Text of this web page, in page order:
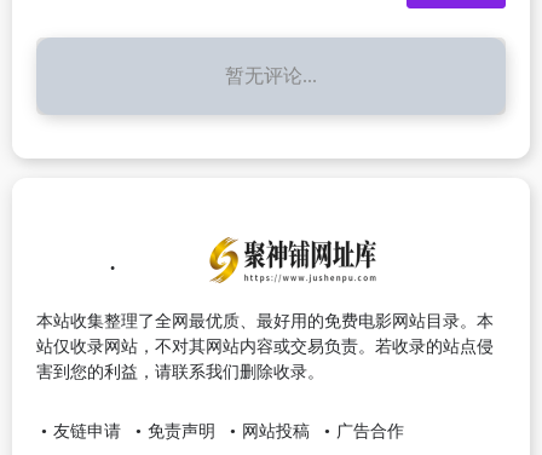
暂无评论...
本站收集整理了全网最优质、最好用的免费电影网站目录。本
站仅收录网站，不对其网站内容或交易负责。若收录的站点侵
害到您的利益，请联系我们删除收录。
友链申请 免责声明 网站投稿 广告合作